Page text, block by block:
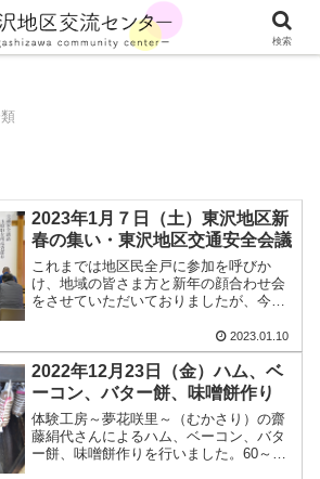
の東沢地区の最新情報をお届けします
2023年1月７日（土）東沢地区新
春の集い・東沢地区交通安全会議
これまでは地区民全戸に参加を呼びか
け、地域の皆さま方と新年の顔合わせ会
をさせていただいておりましたが、今年
点から参加対象を運営委員に限らせて頂
き、さらに内容を簡略して行いました。
交通安全講話では、玉庭駐在...
2023.01.10
2022年12月23日（金）ハム、ベ
ーコン、バター餅、味噌餅作り
体験工房～夢花咲里～（むかさり）の齋
藤絹代さんによるハム、ベーコン、バタ
ー餅、味噌餅作りを行いました。60～７
検索